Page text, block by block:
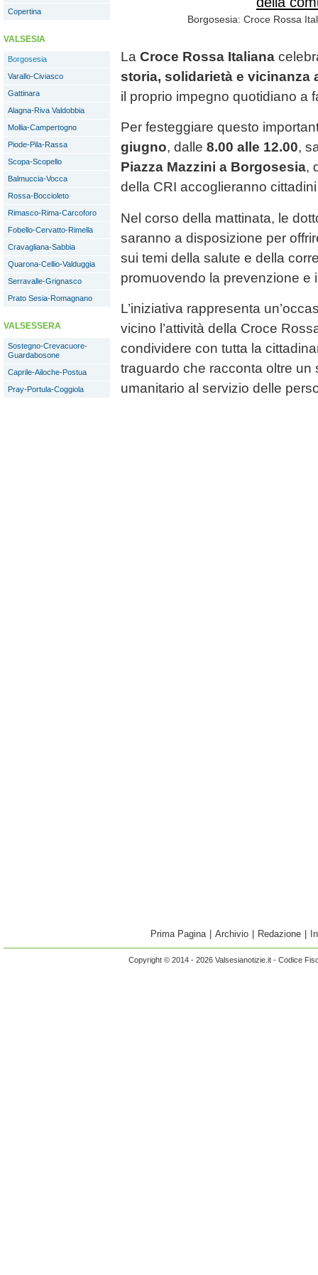
Copertina
VALSESIA
Borgosesia
Varallo-Civiasco
Gattinara
Alagna-Riva Valdobbia
Mollia-Campertogno
Piode-Pila-Rassa
Scopa-Scopello
Balmuccia-Vocca
Rossa-Boccioleto
Rimasco-Rima-Carcoforo
Fobello-Cervatto-Rimella
Cravagliana-Sabbia
Quarona-Cellio-Valduggia
Serravalle-Grignasco
Prato Sesia-Romagnano
VALSESSERA
Sostegno-Crevacuore-
Guardabosone
Caprile-Ailoche-Postua
Pray-Portula-Coggiola
Borgosesia: Croce Rossa
La Croce Rossa Italiana
storia, solidarietà e vicinanza
il proprio impegno quotidiano a
Per festeggiare questo
giugno, dalle 8.00 alle 12.00,
Piazza Mazzini a Borgosesia,
della CRI accoglieranno
Nel corso della mattinata, le
saranno a disposizione per
sui temi della salute e della
promuovendo la prevenzione e
L’iniziativa rappresenta
vicino l’attività della Croce
condividere con tutta la
traguardo che racconta oltre
umanitario al servizio delle
Prima Pagina Archivio Redazione
Copyright © 2014 - 2026 Valsesianotizie.it - Codice